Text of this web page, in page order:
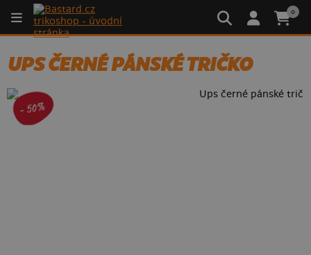
0
UPS ČERNÉ PÁNSKÉ TRIČKO
- 50%